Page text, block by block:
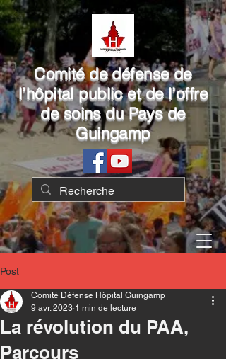
Comité de défense de
l’hôpital public et de l’offre
de soins du Pays de
Guingamp
Post
La révolution du PAA,
Parcours
Comité Défense Hôpital Guingamp
9 avr. 2023 1 min de lecture